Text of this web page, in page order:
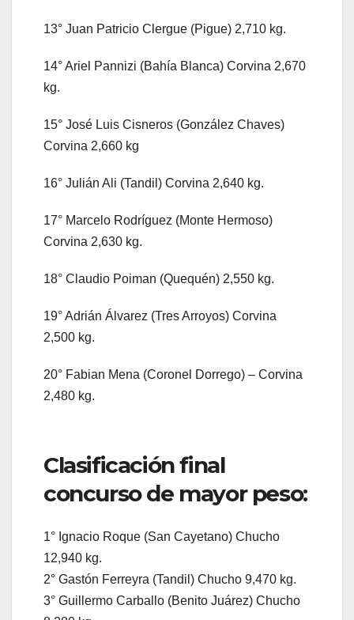
13° Juan Patricio Clergue (Pigue) 2,710 kg.
14° Ariel Pannizi (Bahía Blanca) Corvina 2,670
kg.
15° José Luis Cisneros (González Chaves)
Corvina 2,660 kg
16° Julián Ali (Tandil) Corvina 2,640 kg.
17° Marcelo Rodríguez (Monte Hermoso)
Corvina 2,630 kg.
18° Claudio Poiman (Quequén) 2,550 kg.
19° Adrián Álvarez (Tres Arroyos) Corvina
2,500 kg.
20° Fabian Mena (Coronel Dorrego) – Corvina
2,480 kg.
Clasificación final
concurso de mayor peso:
1° Ignacio Roque (San Cayetano) Chucho
12,940 kg.
2° Gastón Ferreyra (Tandil) Chucho 9,470 kg.
3° Guillermo Carballo (Benito Juárez) Chucho